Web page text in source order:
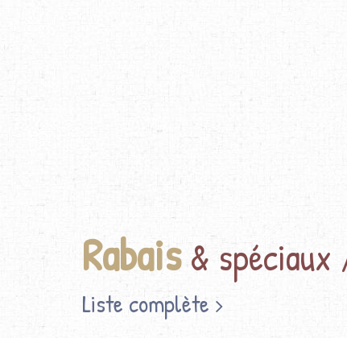
Rabais&
Liste complète